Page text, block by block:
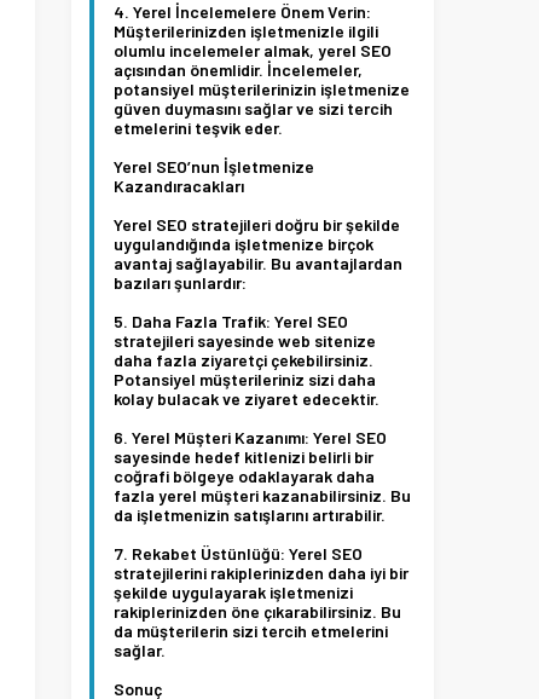
Yerel İncelemelere Önem Verin:
Müşterilerinizden işletmenizle ilgili
olumlu incelemeler almak, yerel SEO
açısından önemlidir. İncelemeler,
potansiyel müşterilerinizin işletmenize
güven duymasını sağlar ve sizi tercih
etmelerini teşvik eder.
Yerel SEO’nun İşletmenize
Kazandıracakları
Yerel SEO stratejileri doğru bir şekilde
uygulandığında işletmenize birçok
avantaj sağlayabilir. Bu avantajlardan
bazıları şunlardır:
Daha Fazla Trafik: Yerel SEO
stratejileri sayesinde web sitenize
daha fazla ziyaretçi çekebilirsiniz.
Potansiyel müşterileriniz sizi daha
kolay bulacak ve ziyaret edecektir.
Yerel Müşteri Kazanımı: Yerel SEO
sayesinde hedef kitlenizi belirli bir
coğrafi bölgeye odaklayarak daha
fazla yerel müşteri kazanabilirsiniz. Bu
da işletmenizin satışlarını artırabilir.
Rekabet Üstünlüğü: Yerel SEO
stratejilerini rakiplerinizden daha iyi bir
şekilde uygulayarak işletmenizi
rakiplerinizden öne çıkarabilirsiniz. Bu
da müşterilerin sizi tercih etmelerini
sağlar.
Sonuç